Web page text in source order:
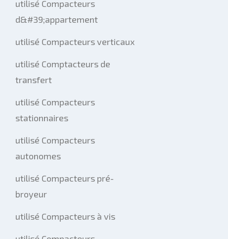
utilisé Compacteurs
d&#39;appartement
utilisé Compacteurs verticaux
utilisé Comptacteurs de
transfert
utilisé Compacteurs
stationnaires
utilisé Compacteurs
autonomes
utilisé Compacteurs pré-
broyeur
utilisé Compacteurs à vis